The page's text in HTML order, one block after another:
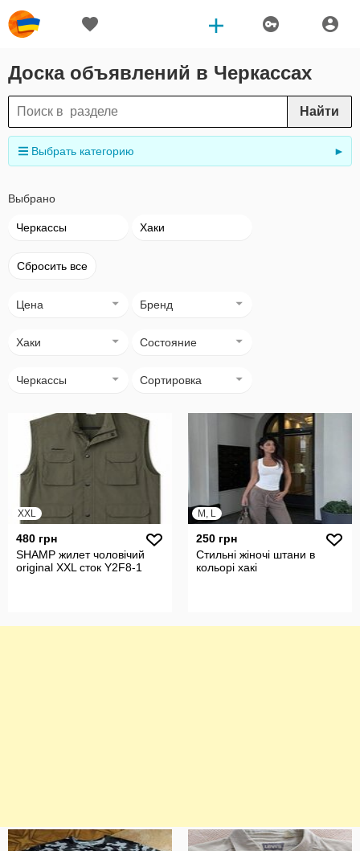
Доска объявлений в Черкассах
Найти
Выбрать категорию ►
Выбрано
Черкассы Хаки
Сбросить все
Цена Бренд
Хаки Состояние
Черкассы Сортировка
XXL
480 грн
SHAMP жилет чоловічий
original XXL сток Y2F8-1
M, L
250 грн
Стильні жіночі штани в
кольорі хакі